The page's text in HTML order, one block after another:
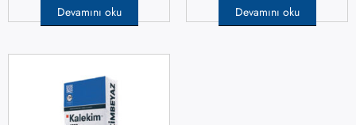
Devamını oku Devamını oku